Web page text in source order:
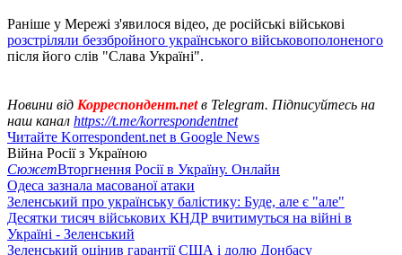
Раніше у Мережі з'явилося відео, де російські військові
розстріляли беззбройного українського військовополоненого
після його слів "Слава Україні".
Новини від Корреспондент.netв Telegram. Підписуйтесь на
наш канал https://t.me/korrespondentnet
Читайте Korrespondent.net в Google News
Війна Росії з Україною
СюжетВторгнення Росії в Україну. Онлайн
Одеса зазнала масованої атаки
Зеленський про українську балістику: Буде, але є "але"
Десятки тисяч військових КНДР вчитимуться на війні в
Україні - Зеленський
Зеленський оцінив гарантії США і долю Донбасу